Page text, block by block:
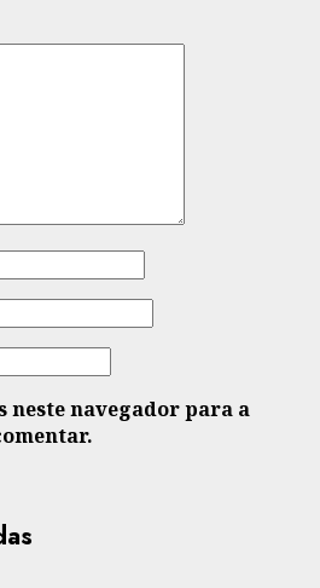
neste navegador para a